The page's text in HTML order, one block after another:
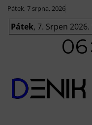
Skip
content
Pátek, 7 srpna, 2026
Pátek, 7. Srpen 2026.